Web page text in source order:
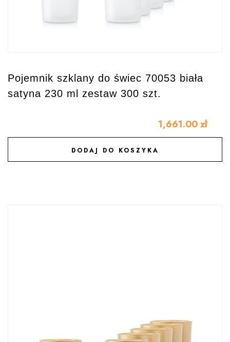
Pojemnik szklany do świec 70053 biała
satyna 230 ml zestaw 300 szt.
1,661.00 zł
DODAJ DO KOSZYKA
DODAJ DO ULUBIONYCH